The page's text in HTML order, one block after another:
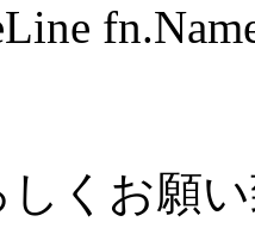
しくお願